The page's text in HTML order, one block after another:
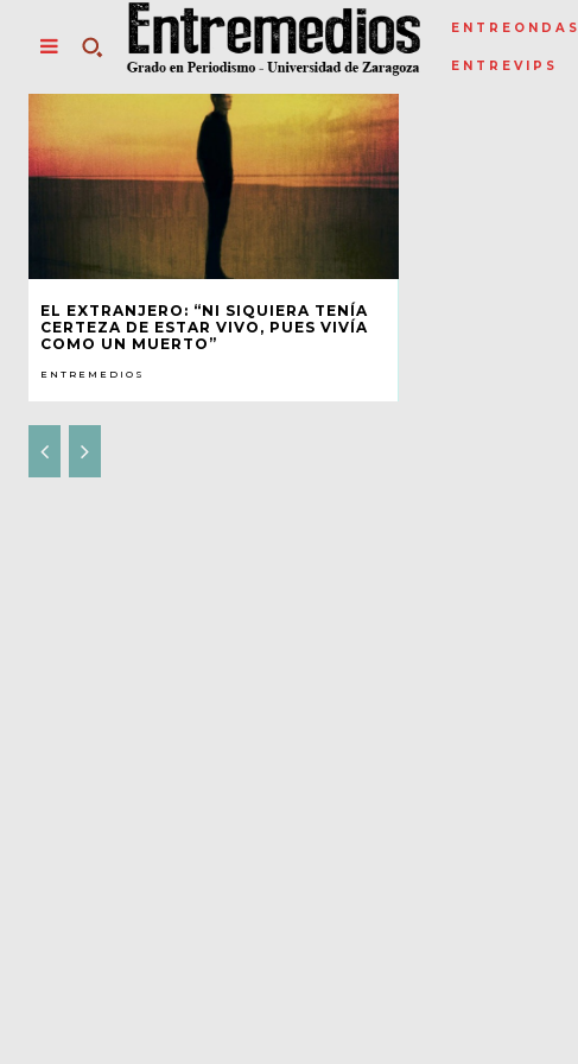
ENTREONDAS
ENTREVIPS
EL EXTRANJERO: “NI SIQUIERA TENÍA
CERTEZA DE ESTAR VIVO, PUES VIVÍA
COMO UN MUERTO”
ENTREMEDIOS